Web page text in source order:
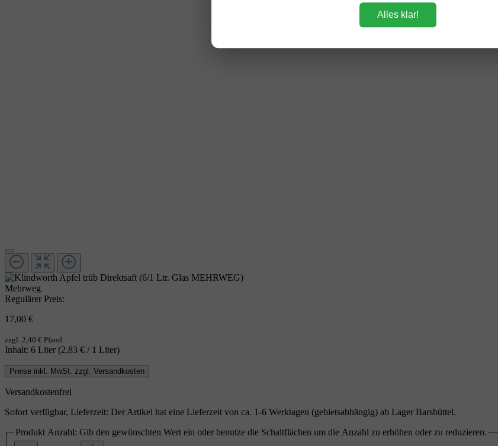
Mehrweg
Regulärer Preis:
17,00 €
zzgl. 2,40 € Pfand
Inhalt: 6 Liter (2,83 € / 1 Liter)
Preise inkl. MwSt. zzgl. Versandkosten
Versandkostenfrei
Sofort verfügbar, Lieferzeit: Der Artikel hat eine Lieferzeit von ca. 1-6 Werktagen (gebietsabhängig) ab Lager Barsbüttel.
Produkt Anzahl: Gib den gewünschten Wert ein oder benutze die Schaltflächen um die Anzahl zu erhöhen oder zu reduzieren.
Alles klar!